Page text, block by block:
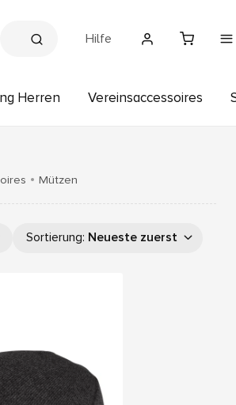
Hilfe
Herren Vereinsaccessoires
Mützen
Sortierung: Neueste zuerst